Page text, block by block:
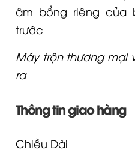
âm bổng riêng của
trước
Máy trộn thương mại
ra
Thông tin giao hàng
Chiều Dài